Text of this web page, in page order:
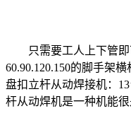
只需要工人上下管即
60.90.120.150的脚手架
盘扣立杆从动焊接机：
杆从动焊机是一种机能